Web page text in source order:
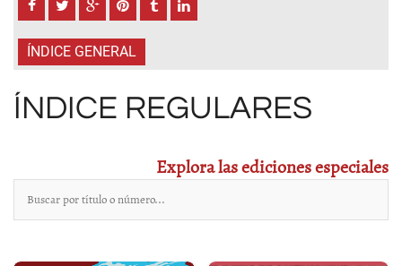
ÍNDICE GENERAL
ÍNDICE REGULARES
Explora las ediciones especiales